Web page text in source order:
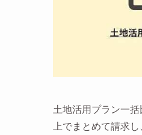
土地活用プラン一括
上でまとめて請求